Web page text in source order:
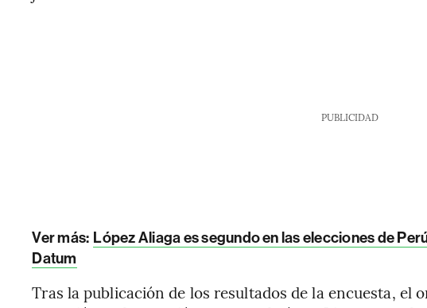
PUBLICIDAD
Ver más: López Aliaga es segundo en las elecciones de
Datum
Tras la publicación de los resultados de la encuesta, el